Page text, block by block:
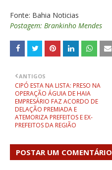
Fonte: Bahia Noticias
Postagem: Brankinho Mendes
ANTIGOS
CIPÓ ESTA NA LISTA: PRESO NA
OPERAÇÃO ÁGUIA DE HAIA
EMPRESÁRIO FAZ ACORDO DE
DELAÇÃO PREMIADA E
ATEMORIZA PREFEITOS E EX-
PREFEITOS DA REGIÃO
POSTAR UM COMENTÁRIO